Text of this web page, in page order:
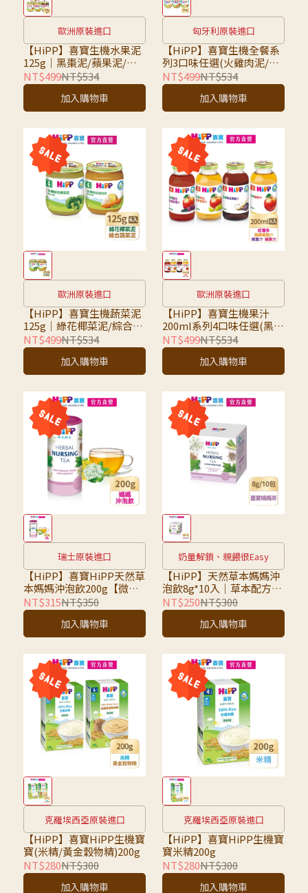
歐洲原裝進口
【HiPP】喜寶生機水果泥
125g｜黑棗泥/蘋果泥/黑
棗蘋果泥/西洋梨泥/蘋果西
洋梨泥｜同口味6罐1組，
不可混搭｜
NT$499NT$534
加入購物車
匈牙利原裝進口
【HiPP】喜寶生機全餐系
列3口味任選(火雞肉泥/蔬
菜雞肉全餐/玉米馬鈴薯火
雞全餐)【同口味6罐1組，
不可混搭】
NT$499NT$534
加入購物車
歐洲原裝進口
【HiPP】喜寶生機蔬菜泥
125g｜綠花椰菜泥/綜合蔬
菜泥｜同口味6罐1組，不
可混搭｜
NT$499NT$534
加入購物車
歐洲原裝進口
【HiPP】喜寶生機果汁
200ml系列4口味任選(黑棗
汁/蘋果汁/綜合蘋果葡萄
汁/綜合紅寶多)【同口味6
罐1組，不可混搭】
NT$499NT$534
加入購物車
瑞士原裝進口
【HiPP】喜寶HiPP天然草
本媽媽沖泡飲200g【微
甜】
NT$315NT$350
加入購物車
奶量解鎖、親餵很Easy
【HiPP】天然草本媽媽沖
泡飲8g*10入｜草本配方、
獨立包裝
NT$250NT$300
加入購物車
克羅埃西亞原裝進口
【HiPP】喜寶HiPP生機寶
寶(米精/黃金穀物精)200g
NT$280NT$300
加入購物車
克羅埃西亞原裝進口
【HiPP】喜寶HiPP生機寶
寶米精200g
NT$280NT$300
加入購物車